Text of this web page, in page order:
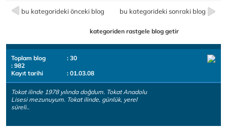
bu kategorideki önceki blog bu kategorideki sonraki blog
kategoriden rastgele blog getir
Toplam blog
: 30
: 982
Kayıt tarihi
: 01.03.08
Tokat ilinde 1978 yılında doğdum. Tokat Anadolu
Lisesi mezunuyum. Tokat ilinde, günlük, yerel
süreli..